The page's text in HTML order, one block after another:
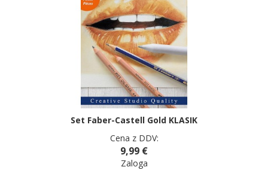
Set Faber-Castell Gold KLASIK
Cena z DDV:
9,99 €
Zaloga